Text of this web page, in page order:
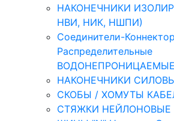
НАКОНЕЧНИКИ
НВИ, НИК, НШПИ)
Соединители-
Распределительные
ВОДОНЕПРОНИЦАЕМЫЕ
НАКОНЕЧНИКИ
СКОБЫ / ХОМУТЫ
СТЯЖКИ НЕЙЛОНОВЫЕ